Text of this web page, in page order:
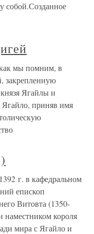
собой.Созданное
мы помним, в
закрепленную
Ягайлы и
приняв имя
г. в кафедральном
епископ
Витовта (1350-
наместником короля
мира с Ягайло и